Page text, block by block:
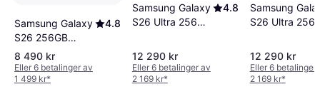
Samsung Galaxy
S26 256GB
Black
4.8
8 490 kr
Eller 6 betalinger av
1 499 kr*
Samsung Galaxy
S26 Ultra 256GB
4.8
12 290 kr
Eller 6 betalinger av
2 169 kr*
Samsung
S26 Ultra
12 290 kr
Eller 6 betalinger
2 169 kr*